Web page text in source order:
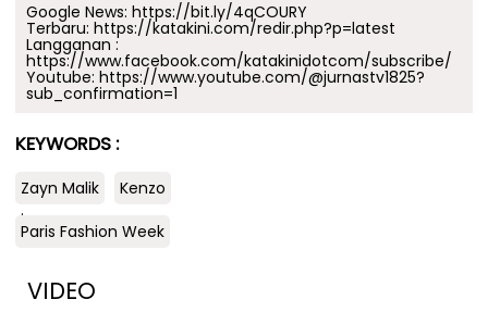
Google News: https://bit.ly/4qCOURY
Terbaru: https://katakini.com/redir.php?p=latest
Langganan :
https://www.facebook.com/katakinidotcom/subscribe/
Youtube: https://www.youtube.com/@jurnastv1825?
sub_confirmation=1
KEYWORDS :
Zayn Malik
Kenzo
.
Paris Fashion Week
VIDEO